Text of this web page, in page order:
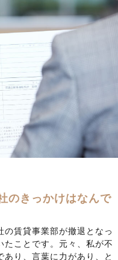
きっかけはなんで
の賃貸事業部が撤退となっ
たことです。元々、私が不
り、言葉に力があり、と